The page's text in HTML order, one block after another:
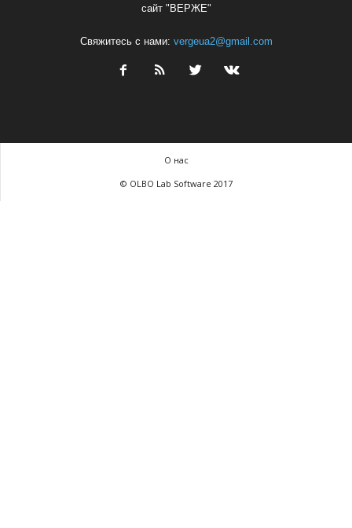
сайт "ВЕРЖЕ"
Свяжитесь с нами: vergeua2@gmail.com
О нас
© OLBO Lab Software 2017